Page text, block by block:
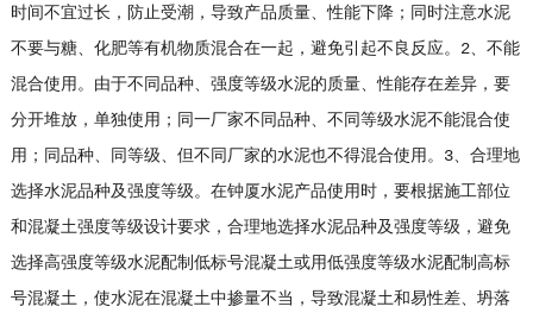
时间不宜过长，防止受潮，导致产品质量、性能下降；同时注意水泥
不要与糖、化肥等有机物质混合在一起，避免引起不良反应。2、不能
混合使用。由于不同品种、强度等级水泥的质量、性能存在差异，要
分开堆放，单独使用；同一厂家不同品种、不同等级水泥不能混合使
用；同品种、同等级、但不同厂家的水泥也不得混合使用。3、合理地
选择水泥品种及强度等级。在钟厦水泥产品使用时，要根据施工部位
和混凝土强度等级设计要求，合理地选择水泥品种及强度等级，避免
选择高强度等级水泥配制低标号混凝土或用低强度等级水泥配制高标
号混凝土，使水泥在混凝土中掺量不当，导致混凝土和易性差、坍落